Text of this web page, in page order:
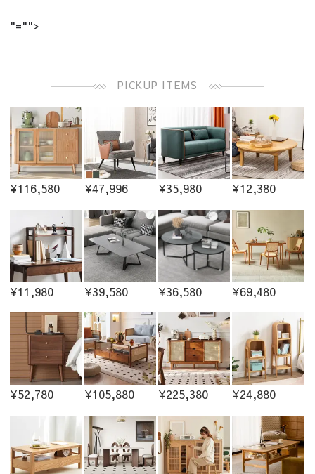
"="">
PICKUP ITEMS
¥116,580 ¥47,996 ¥35,980 ¥12,380
¥11,980 ¥39,580 ¥36,580 ¥69,480
¥52,780 ¥105,880 ¥225,380 ¥24,880